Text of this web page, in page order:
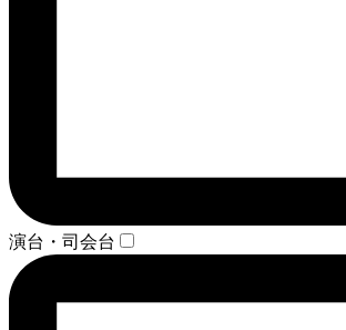
演台・司会台